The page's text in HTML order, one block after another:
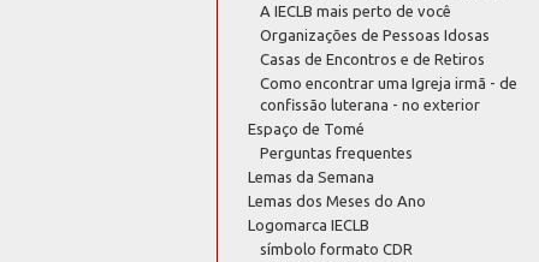
A IECLB mais perto de você
Organizações de Pessoas Idosas
Casas de Encontros e de Retiros
Como encontrar uma Igreja irmã - de
confissão luterana - no exterior
Espaço de Tomé
Perguntas frequentes
Lemas da Semana
Lemas dos Meses do Ano
Logomarca IECLB
símbolo formato CDR